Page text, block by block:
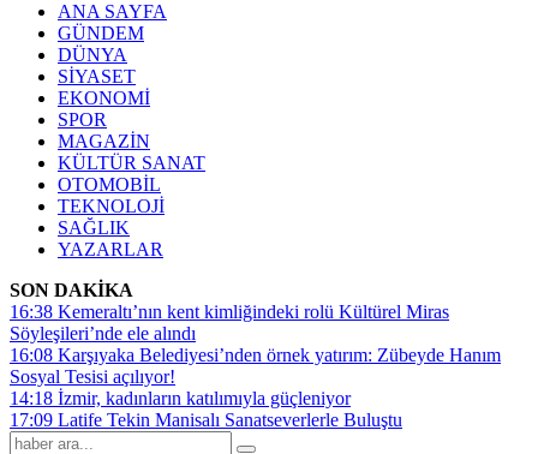
ANA SAYFA
GÜNDEM
DÜNYA
SİYASET
EKONOMİ
SPOR
MAGAZİN
KÜLTÜR SANAT
OTOMOBİL
TEKNOLOJİ
SAĞLIK
YAZARLAR
SON DAKİKA
16:38 Kemeraltı’nın kent kimliğindeki rolü Kültürel Miras
Söyleşileri’nde ele alındı
16:08 Karşıyaka Belediyesi’nden örnek yatırım: Zübeyde Hanım
Sosyal Tesisi açılıyor!
14:18 İzmir, kadınların katılımıyla güçleniyor
17:09 Latife Tekin Manisalı Sanatseverlerle Buluştu